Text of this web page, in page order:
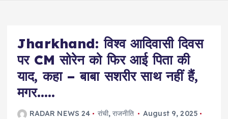
Jharkhand: विश्व आदिवासी दिवस
पर CM सोरेन को फिर आई पिता की
याद, कहा – बाबा सशरीर साथ नहीं हैं,
मगर…..
RADAR NEWS 24 रांची,राजनीति
August 9, 2025